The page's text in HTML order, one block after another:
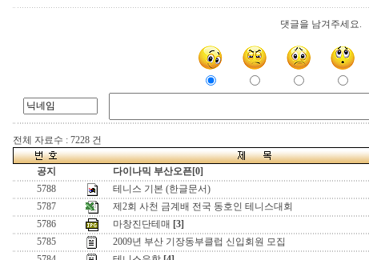
댓글을 남겨주세요.
전체 자료수 : 7228 건
공지 다이나믹 부산오픈[0]
5788
테니스 기본 (한글문서)
5787
제2회 사천 금계배 전국 동호인 테니스대회
5786
마창진단테매 [3]
5785
2009년 부산 기장동부클럽 신입회원 모집